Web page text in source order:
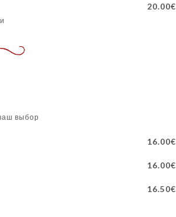
20.00€
выбор
16.00€
16.00€
16.50€